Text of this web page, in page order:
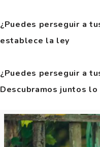
¿Puedes perseguir a
establece la ley
¿Puedes perseguir a
Descubramos juntos